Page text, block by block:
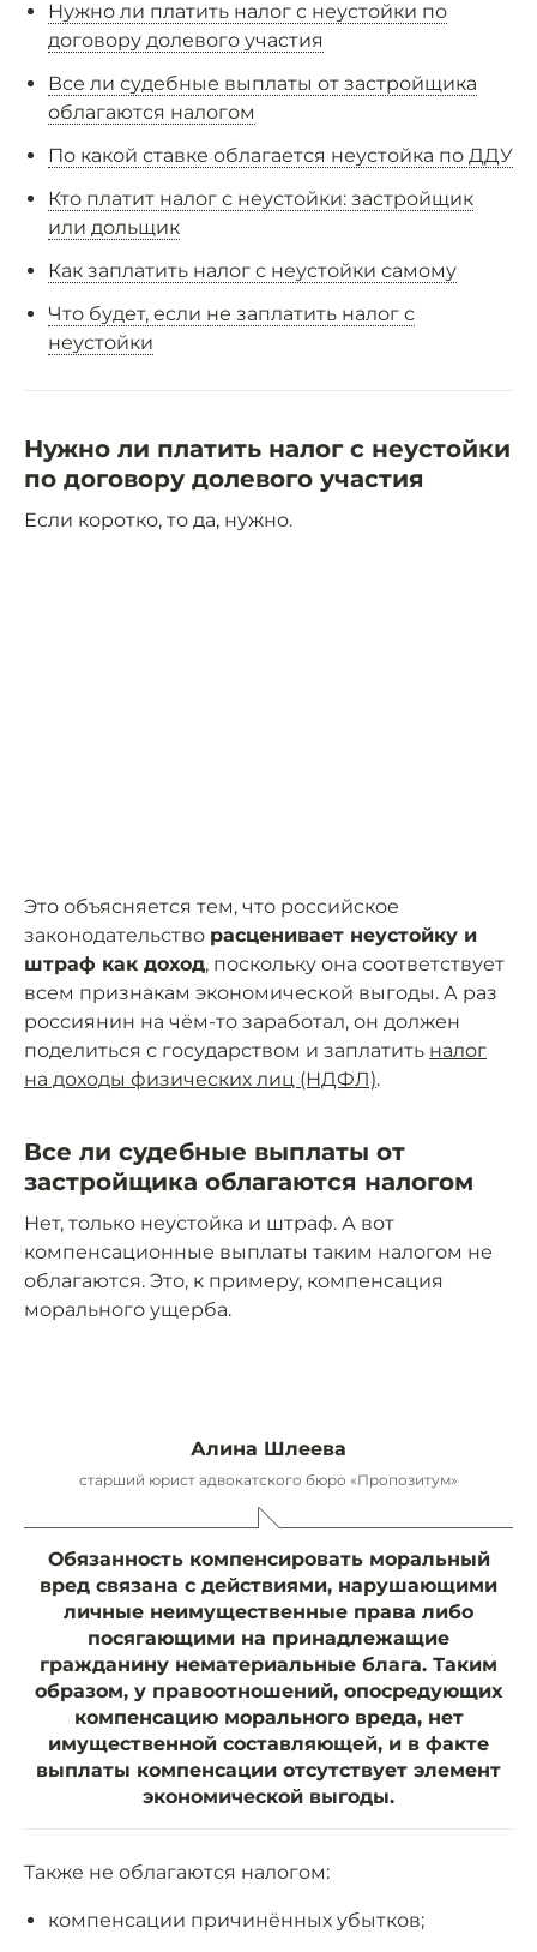
Нужно ли платить налог с неустойки по
договору долевого участия
Все ли судебные выплаты от застройщика
облагаются налогом
По какой ставке облагается неустойка по ДДУ
Кто платит налог с неустойки: застройщик
или дольщик
Как заплатить налог с неустойки самому
Что будет, если не заплатить налог с
неустойки
Нужно ли платить налог с неустойки
по договору долевого участия
Если коротко, то да, нужно.
Это объясняется тем, что российское
законодательство расценивает неустойку и
штраф как доход, поскольку она соответствует
всем признакам экономической выгоды. А раз
россиянин на чём-то заработал, он должен
поделиться с государством и заплатить налог
на доходы физических лиц (НДФЛ).
Все ли судебные выплаты от
застройщика облагаются налогом
Нет, только неустойка и штраф. А вот
компенсационные выплаты таким налогом не
облагаются. Это, к примеру, компенсация
морального ущерба.
Алина Шлеева
старший юрист адвокатского бюро «Пропозитум»
Обязанность компенсировать моральный
вред связана с действиями, нарушающими
личные неимущественные права либо
посягающими на принадлежащие
гражданину нематериальные блага. Таким
образом, у правоотношений, опосредующих
компенсацию морального вреда, нет
имущественной составляющей, и в факте
выплаты компенсации отсутствует элемент
экономической выгоды.
Также не облагаются налогом:
компенсации причинённых убытков;